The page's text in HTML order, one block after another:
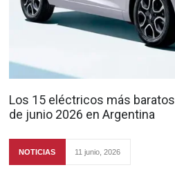
Los 15 eléctricos más baratos
de junio 2026 en Argentina
NOTICIAS 11 junio, 2026